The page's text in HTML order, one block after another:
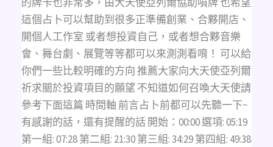
的牌卡也非常多，由大天使亞列爾協助噴牌 也希望
這個占卜可以幫助到很多正準備創業、合夥開店、
開個人工作室 或者想投資自己，或者想合夥音樂
會、舞台劇、展覽等等都可以來測測看唷！ 可以給
你們一些比較明確的方向 推薦大家向大天使亞列爾
祈求關於投資項目的願望 不知道如何召喚大天使請
參考下面這篇 時間軸 前言占卜前都可以先聽一下~
有感謝的話，還有提醒的話 開始：00:00 選項: 05:19
第一組: 07:28 第二組: 21:30 第三組: 34:29 第四組: 49:38
創
業、
開
店、
合
夥、
大
型
展
覽、
活
動
專
案、
自
投